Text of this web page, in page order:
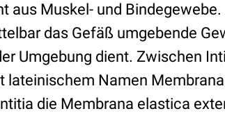
aus Muskel- und
das Gefäß umgebende
Umgebung dient. Zwischen
lateinischem Namen
die Membrana elastica